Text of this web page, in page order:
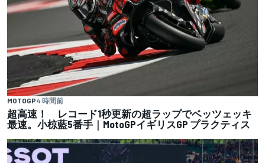
MOTOGP4 時間前
超高速！ レコード1秒更新の超ラップでベッツェッキ
最速。小椋藍5番手｜MotoGPイギリスGP プラクティス